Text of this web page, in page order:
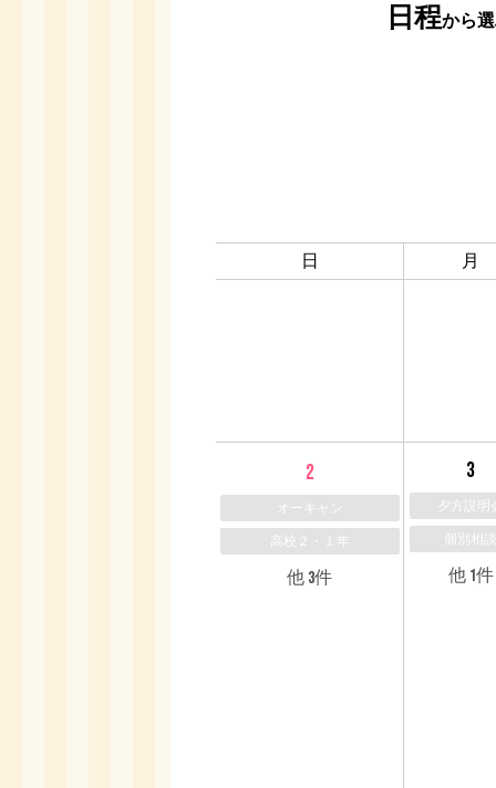
日程から
日 月
2
オーキャン
高校２・１年
他 3件
3
夕方説明会
個別相談
他 1件